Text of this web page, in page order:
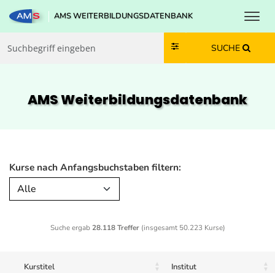
Zum Inhalt springen
Zum Navmenü springen
Zur Suche springen
Zur Footer springen
AMS WEITERBILDUNGSDATENBANK
SUCHE
AMS Weiterbildungs­datenbank
Kurse nach Anfangsbuchstaben filtern:
Alle
Suche ergab 28.118 Treffer(insgesamt 50.223 Kurse)
Kurstitel Institut